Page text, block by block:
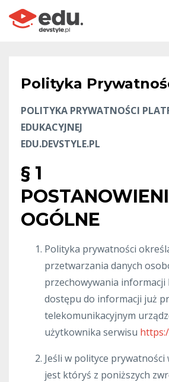
Polityka
POLITYKA PRYWATNOŚCI
EDUKACYJNEJ
EDU.DEVSTYLE.PL
§ 1
OGÓLNE
Polityka prywatności
przetwarzania danych
przechowywania informacji
dostępu do informacji już
telekomunikacyjnym
użytkownika serwisu
Jeśli w polityce
jest któryś z poniższych